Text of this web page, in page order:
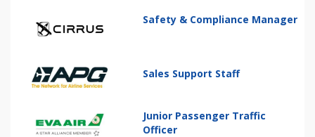
Safety & Compliance Manager
Sales Support Staff
Junior Passenger Traffic
Officer